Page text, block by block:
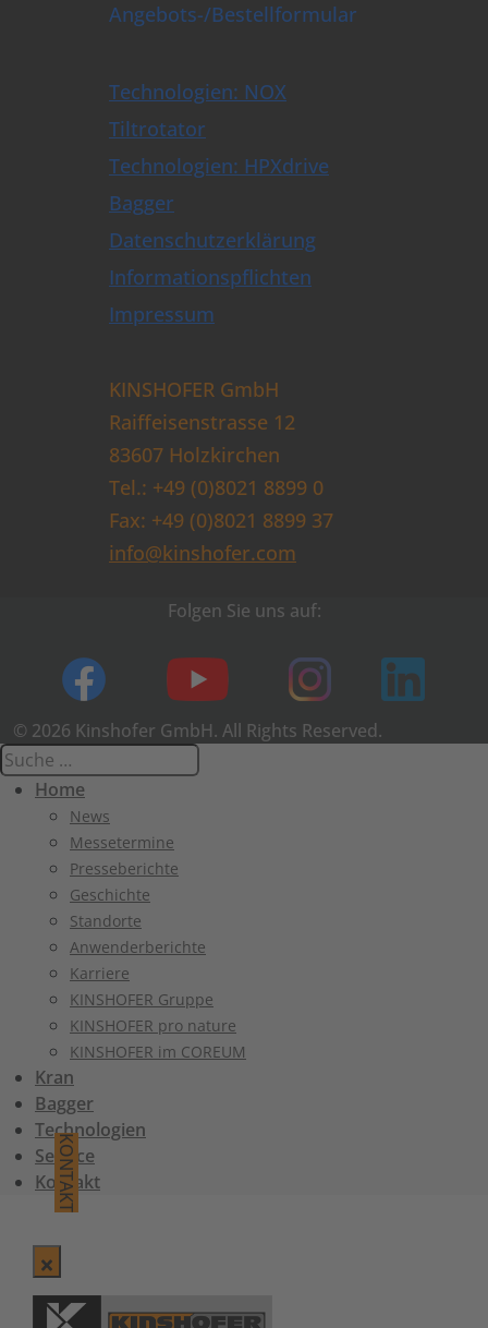
Angebots-/Bestellformular
Technologien: NOX
Tiltrotator
Technologien: HPXdrive
Bagger
Datenschutzerklärung
Informationspflichten
Impressum
KINSHOFER GmbH
Raiffeisenstrasse 12
83607 Holzkirchen
Tel.: +49 (0)8021 8899 0
Fax: +49 (0)8021 8899 37
info@kinshofer.com
Folgen Sie uns auf:
© 2026 Kinshofer GmbH. All Rights Reserved.
Home
News
Messetermine
Presseberichte
Geschichte
Standorte
Anwenderberichte
Karriere
KINSHOFER Gruppe
KINSHOFER pro nature
KINSHOFER im COREUM
Kran
Bagger
Technologien
Service
Kontakt
KONTAKT